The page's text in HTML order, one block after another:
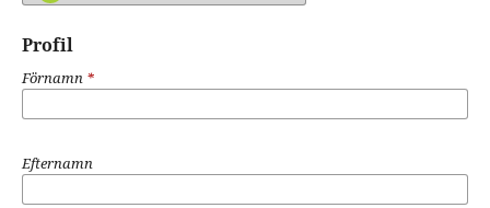
Profil
Förnamn *
Efternamn